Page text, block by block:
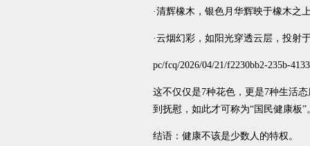
·清辉橡木，银色月华辉映于橡木之
·云烟幻彩，如阳光穿透云层，投射
pc/fcq/2026/04/21/f2230bb2-235b-
这不仅仅是7种花色，更是7种生活
到抚慰，如此才可称为“国民健康板”
结语：健康不该是少数人的特权。